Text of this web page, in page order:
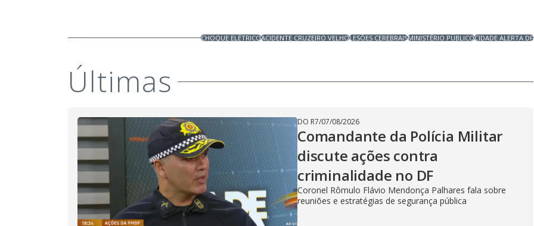
CHOQUE ELÉTRICOACIDENTE CRUZEIRO VELHOLESÕES CEREBRAISMINISTÉRIO PÚBLICOCIDADE ALERTA DF
Últimas
DO R7/07/08/2026
Comandante da Polícia Militar
discute ações contra
criminalidade no DF
Coronel Rômulo Flávio Mendonça Palhares fala sobre
reuniões e estratégias de segurança pública